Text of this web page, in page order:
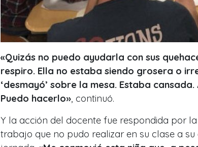
«Quizás no puedo ayudarla con sus
respiro. Ella no estaba siendo grosera o
‘desmayó’ sobre la mesa. Estaba
Puedo hacerlo», continuó.
Y la acción del docente fue respondida por
trabajo que no pudo realizar en su clase a